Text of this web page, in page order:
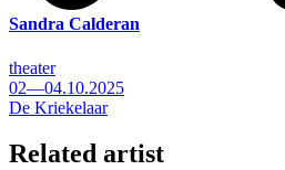
Sandra Calderan
theater
02—04.10.2025
De Kriekelaar
Related artist